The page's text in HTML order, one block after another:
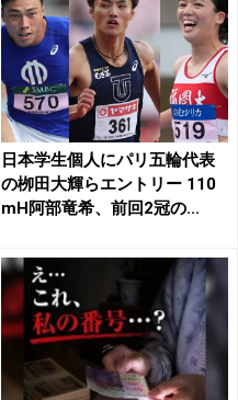
日本学生個人にパリ五輪代表
の栁田大輝らエントリー 110
mH阿部竜希、前回2冠の...